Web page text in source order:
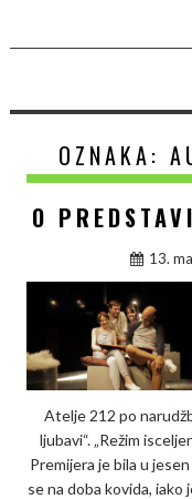
OZNAKA:
O
13.
Atelje 212 po
ljubavi“. „Režim
Premijera je bila u
se na doba kovida, iako